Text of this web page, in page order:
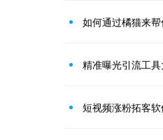
如何通过橘猫来
精准曝光引流工
短视频涨粉拓客